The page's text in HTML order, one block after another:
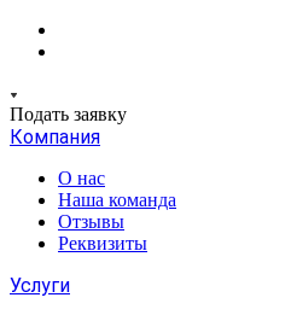
Подать заявку
Компания
О нас
Наша команда
Отзывы
Реквизиты
Услуги